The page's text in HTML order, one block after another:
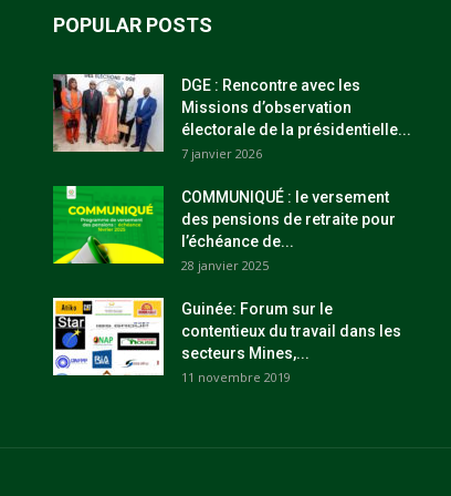
POPULAR POSTS
DGE : Rencontre avec les
Missions d’observation
électorale de la présidentielle...
7 janvier 2026
COMMUNIQUÉ : le versement
des pensions de retraite pour
l’échéance de...
28 janvier 2025
Guinée: Forum sur le
contentieux du travail dans les
secteurs Mines,...
11 novembre 2019